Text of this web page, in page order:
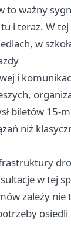
to ważny
i teraz. W
w
i
biletów 15-
niż
w tej
zależy
osiedli